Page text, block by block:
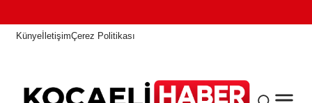
KünyeİletişimÇerez Politikası